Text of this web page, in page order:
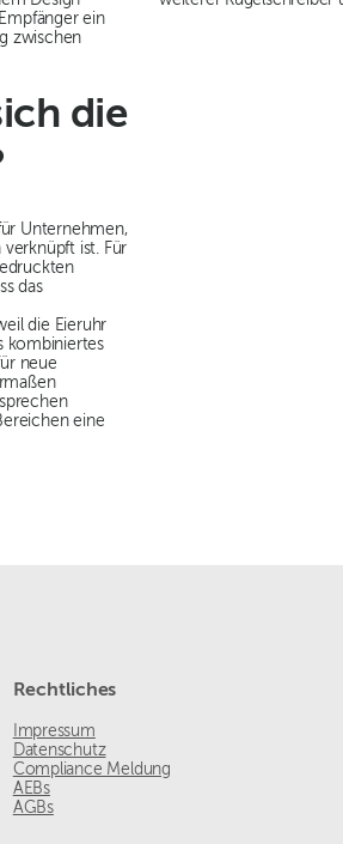
ein
zwischen
die
Unternehmen,
ist. Für
das
die Eieruhr
kombiniertes
neue
eine
Rechtliches
Impressum
Datenschutz
Compliance Meldung
AEBs
AGBs